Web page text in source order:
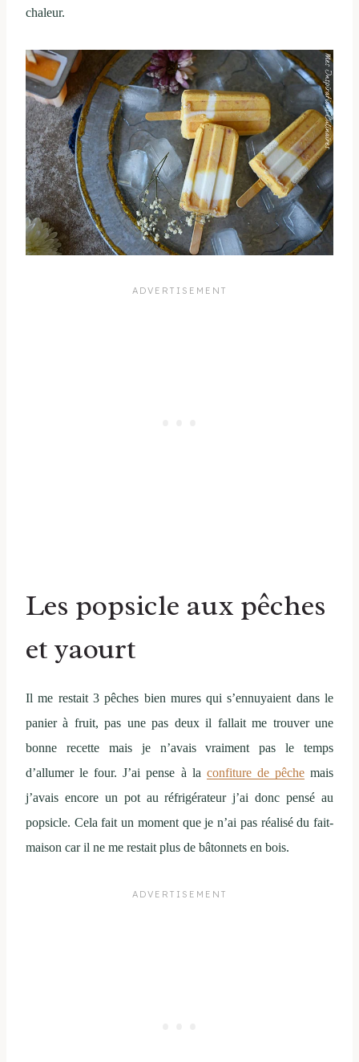
chaleur.
Les popsicle aux pêches
et yaourt
Il me restait 3 pêches bien mures qui s’ennuyaient dans le
panier à fruit, pas une pas deux il fallait me trouver une
bonne recette mais je n’avais vraiment pas le temps
d’allumer le four. J’ai pense à la confiture de pêchemais
j’avais encore un pot au réfrigérateur j’ai donc pensé au
popsicle. Cela fait un moment que je n’ai pas réalisé du fait-
maison car il ne me restait plus de bâtonnets en bois.